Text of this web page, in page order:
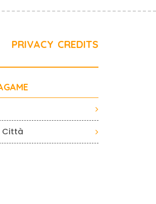
PRIVACY CREDITS
Città